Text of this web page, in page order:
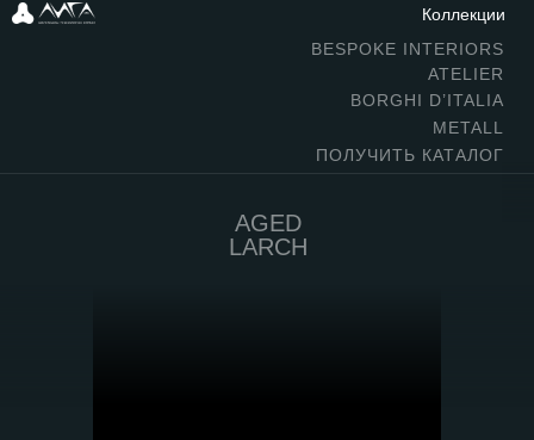
Коллекции
ATELIER
BESPOKE INTERIORS
BORGHI D’ITALIA
METALL
ПОЛУЧИТЬ КАТАЛОГ
AGED
LARCH